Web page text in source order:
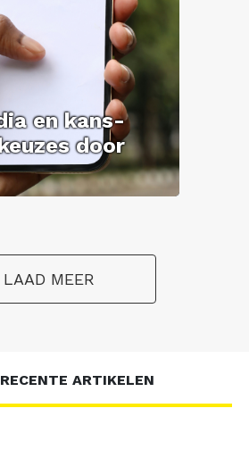
en kans­
door
LAAD MEER
ARTIKELEN